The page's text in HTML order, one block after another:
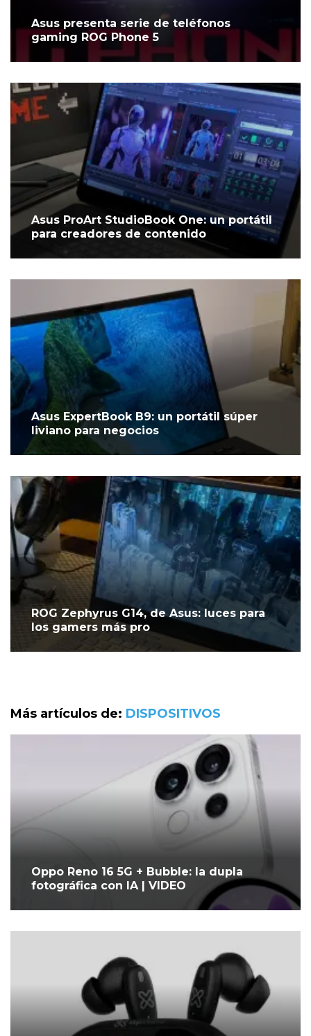
Asus presenta serie de teléfonos
gaming ROG Phone 5
Asus ProArt StudioBook One: un portátil
para creadores de contenido
Asus ExpertBook B9: un portátil súper
liviano para negocios
ROG Zephyrus G14, de Asus: luces para
los gamers más pro
Más artículos de: DISPOSITIVOS
Oppo Reno 16 5G + Bubble: la dupla
fotográfica con IA | VIDEO